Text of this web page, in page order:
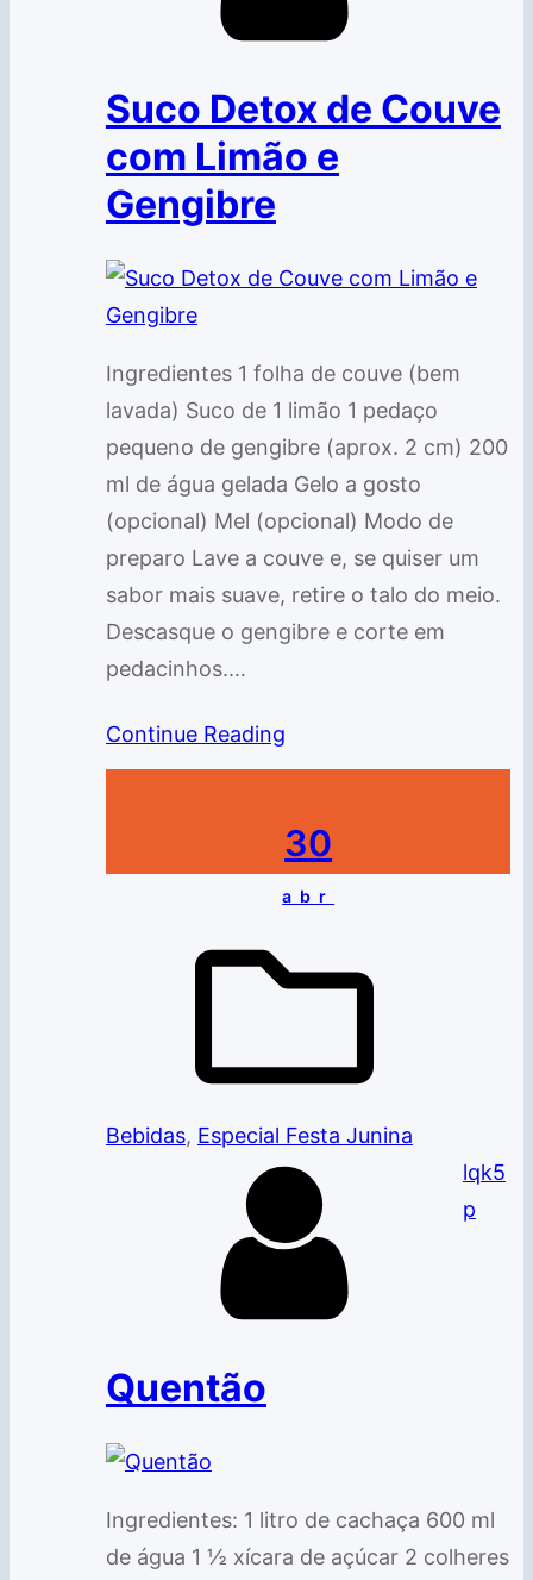
Suco Detox de Couve
com Limão e
Gengibre
Ingredientes 1 folha de couve (bem
lavada) Suco de 1 limão 1 pedaço
pequeno de gengibre (aprox. 2 cm) 200
ml de água gelada Gelo a gosto
(opcional) Mel (opcional) Modo de
preparo Lave a couve e, se quiser um
sabor mais suave, retire o talo do meio.
Descasque o gengibre e corte em
pedacinhos.…
Continue Reading
30
abr
Bebidas, Especial Festa Junina
lqk5
p
Quentão
Ingredientes: 1 litro de cachaça 600 ml
de água 1 ½ xícara de açúcar 2 colheres